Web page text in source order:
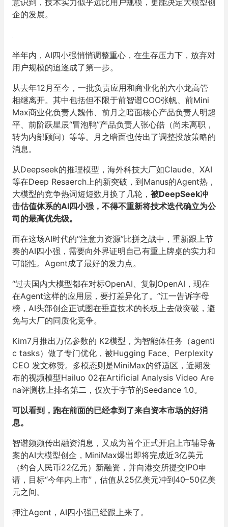
意识到，技术实力似乎远比用户规模，更能决定大模型创
企的发展。
半年内，AI四小强悄悄调整重心，在生存压力下，放弃对
用户规模的追逐成了第一步。
从去年12月至今，一批负责应用和商业化的六小龙高管
相继离开。其中包括但不限于前智谱COO张帆、前Mini
Max商业化负责人魏伟、前月之暗面核心产品负责人明超
平、前阶跃星辰“冒泡鸭”产品负责人张心皓（尚未离职，
转为内部顾问）等等。月之暗面也传出了调整投放策略的
消息。
从Deepseek的推理模型，海外科技大厂如Claude、XAI
等在Deep Resaerch上的新突破，到Manus的Agent热，
大模型的竞争热词短短数月换了几轮， 被DeepSeek冲
击估值体系的AI四小强，不得不重新将技术迭代确立为公
司的最高优先级。
而在这场AI时代的“注意力资源”比拼之战中，重新跟上节
奏的AI四小强，需要向外界证明自己有重上牌桌的实力和
可能性。Agent成了最好的发力点。
“过去国内大模型都在对标OpenAI、复制OpenAI，现在
在Agent这样的应用层，要打差异化了。”江一告诉字母
榜，AI头部创企正试图在垂直技术的长板上去做突破，避
免与大厂的同质化竞争。
Kim7月推出万亿参数的 K2模型，为智能体任务（agenti
c tasks）做了专门优化，被Hugging Face、Perplexity
CEO 发文称赞。多模态则是MiniMax的舒适区，近期发
布的视频模型Hailuo 02在Artificial Analysis Video Are
na评测榜上排名第二，仅次于字节的Seedance 1.0。
可以看到，跑在前面的已经拿到了来自资本市场的好消
息。
智谱频频传出融资消息，又成为首个正式开启上市辅导备
案的AI大模型创企，MiniMax爆出即将完成近3亿美元
（约合人民币22亿元）新融资，并向港交所提交IPO申
请，目标“今年内上市”，估值从25亿美元冲到40–50亿美
元之间。
押注Agent，AI四小强已经跟上来了。